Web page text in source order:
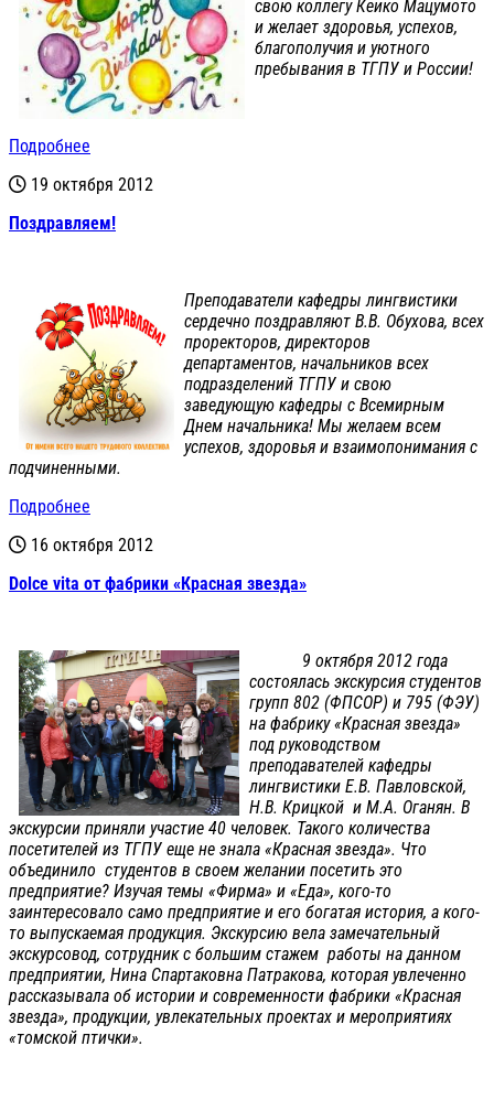
свою коллегу Кеико Мацумото
и желает здоровья, успехов,
благополучия и уютного
пребывания в ТГПУ и России!
Подробнее
19 октября 2012
Поздравляем!
Преподаватели кафедры лингвистики
сердечно поздравляют В.В. Обухова, всех
проректоров, директоров
департаментов, начальников всех
подразделений ТГПУ и свою
заведующую кафедры с Всемирным
Днем начальника! Мы желаем всем
успехов, здоровья и взаимопонимания с
подчиненными.
Подробнее
16 октября 2012
Dolce vita от фабрики «Красная звезда»
9 октября 2012 года
состоялась экскурсия студентов
групп 802 (ФПСОР) и 795 (ФЭУ)
на фабрику «Красная звезда»
под руководством
преподавателей кафедры
лингвистики Е.В. Павловской,
Н.В. Крицкой и М.А. Оганян. В
экскурсии приняли участие 40 человек. Такого количества
посетителей из ТГПУ еще не знала «Красная звезда». Что
объединило студентов в своем желании посетить это
предприятие? Изучая темы «Фирма» и «Еда», кого-то
заинтересовало само предприятие и его богатая история, а кого-
то выпускаемая продукция. Экскурсию вела замечательный
экскурсовод, сотрудник с большим стажем работы на данном
предприятии, Нина Спартаковна Патракова, которая увлеченно
рассказывала об истории и современности фабрики «Красная
звезда», продукции, увлекательных проектах и мероприятиях
«томской птички».